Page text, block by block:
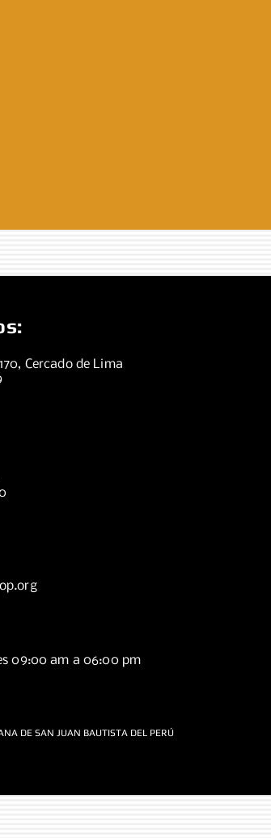
Cercado de Lima
09:00 am a 06:00 pm
DE SAN JUAN BAUTISTA DEL PERÚ